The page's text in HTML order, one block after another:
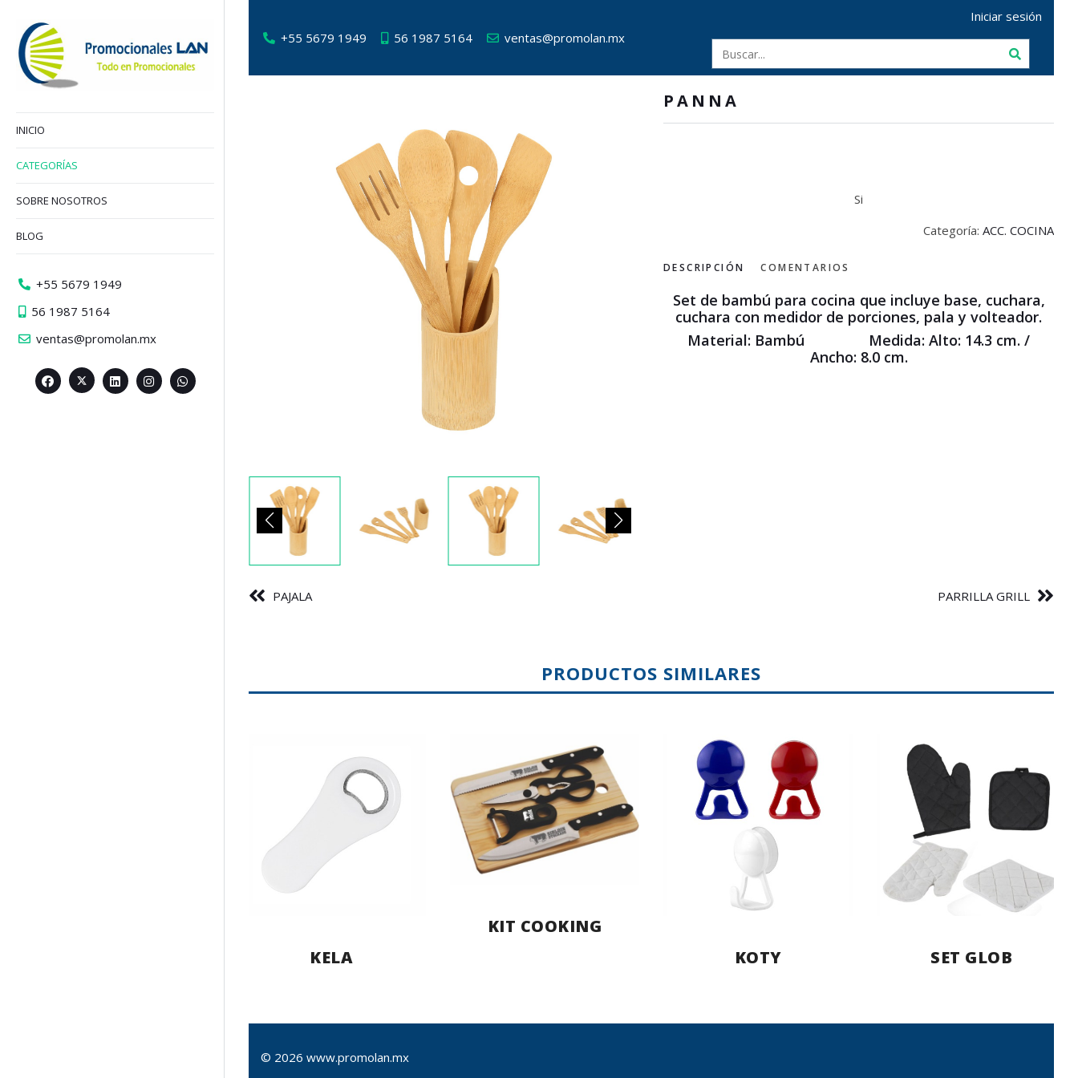
+55 5679 1949 56 1987 5164 ventas@promolan.mx
Iniciar sesión
PANNA
Si
Categoría: ACC. COCINA
DESCRIPCIÓN COMENTARIOS
Set de bambú para cocina que incluye base, cuchara,
cuchara con medidor de porciones, pala y volteador.
Material: Bambú Medida: Alto: 14.3 cm. /
Ancho: 8.0 cm.
PAJALA PARRILLA GRILL
PRODUCTOS SIMILARES
KELA
KIT COOKING
KOTY
SET GLOB
© 2026 www.promolan.mx
INICIO
CATEGORÍAS
SOBRE NOSOTROS
BLOG
+55 5679 1949
56 1987 5164
ventas@promolan.mx